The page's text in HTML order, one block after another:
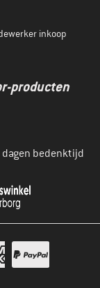
inkoop
producten
dagen bedenktijd